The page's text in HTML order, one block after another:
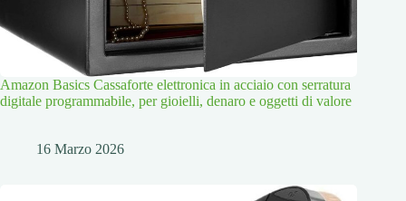
Amazon Basics Cassaforte elettronica in acciaio con serratura
digitale programmabile, per gioielli, denaro e oggetti di valore
16 Marzo 2026